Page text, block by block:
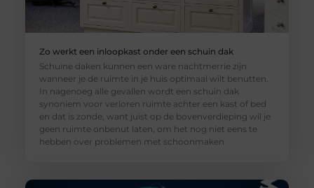
Zo werkt een inloopkast onder een schuin dak
Schuine daken kunnen een ware nachtmerrie zijn
wanneer je de ruimte in je huis optimaal wilt benutten.
In nagenoeg alle gevallen wordt een schuin dak
synoniem voor verloren ruimte achter een kast of bed
en dat is zonde, want juist op de bovenverdieping wil je
geen ruimte onbenut laten, om het nog niet eens te
hebben over problemen met schoonmaken